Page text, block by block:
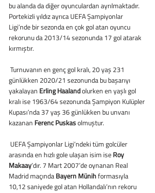
bu alanda da diğer oyunculardan ayrılmaktadır.
Portekizli yıldız ayrıca UEFA Şampiyonlar
Ligi’nde bir sezonda en çok gol atan oyuncu
rekorunu da 2013/14 sezonunda 17 gol atarak
kırmıştır.
günlükken 2020/21 sezonunda bu başarıyı
yakalayan Erling Haaland olurken en yaşlı gol
kralı ise 1963/64 sezonunda Şampiyon Kulüpler
Kupası’nda 37 yaş 36 günlükken bu unvanı
kazanan Ferenc Puskas olmuştur.
arasında en hızlı gole ulaşan isim ise Roy
Makaay’dır. 7 Mart 2007’de oynanan Real
Madrid maçında Bayern Münih formasıyla
10,12 saniyede gol atan Hollandalı’nın rekoru